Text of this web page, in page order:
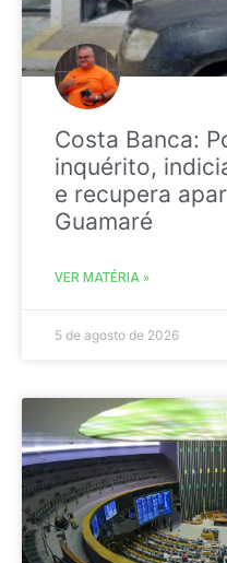
Costa Banca:
inquérito,
e recupera
Guamaré
VER MATÉRIA »
5 de agosto de 2026